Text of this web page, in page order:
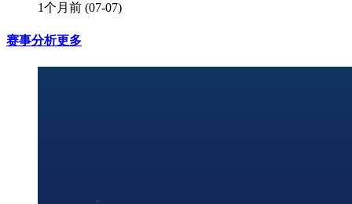
1个月前 (07-07)
赛事分析更多